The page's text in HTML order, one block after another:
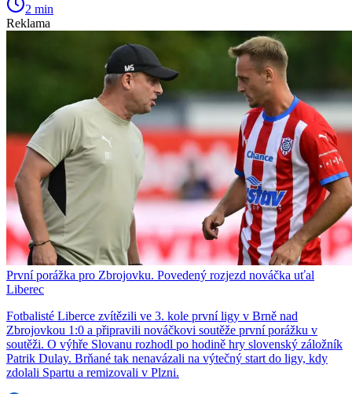
2 min
Reklama
První porážka pro Zbrojovku. Povedený rozjezd nováčka uťal
Liberec
Fotbalisté Liberce zvítězili ve 3. kole první ligy v Brně nad
Zbrojovkou 1:0 a připravili nováčkovi soutěže první porážku v
soutěži. O výhře Slovanu rozhodl po hodině hry slovenský záložník
Patrik Dulay. Brňané tak nenavázali na výtečný start do ligy, kdy
zdolali Spartu a remizovali v Plzni.